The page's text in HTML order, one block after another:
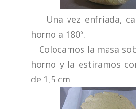
Una vez enfriada,
horno a 180º.
Colocamos la masa
horno y la estiramos
de 1,5 cm.